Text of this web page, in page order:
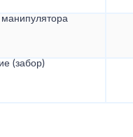
(забор)